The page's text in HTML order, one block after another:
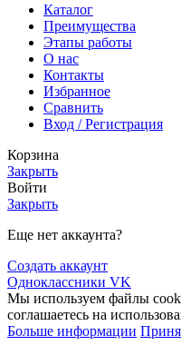
Каталог
Преимущества
Этапы работы
О нас
Контакты
Избранное
Сравнить
Вход / Регистрация
Корзина
Закрыть
Войти
Закрыть
Еще нет аккаунта?
Создать аккаунт
Одноклассники VK
Мы используем файлы
соглашаетесь на
Больше информации